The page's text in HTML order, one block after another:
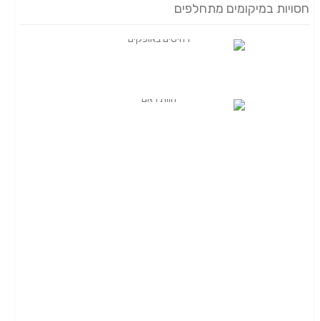
חסויות במיקומים מתחלפים